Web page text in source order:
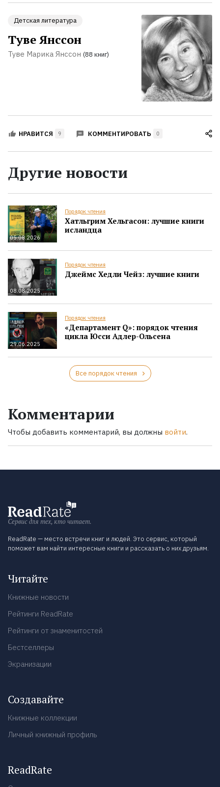
Детская литература
Туве Янссон
Туве Марика Янссон (88 книг)
НРАВИТСЯ 9 КОММЕНТИРОВАТЬ 0
Другие новости
05.08.2026
Порядок чтения
Хатльгрим Хельгасон: лучшие книги
исландца
08.08.2025
Порядок чтения
Джеймс Хедли Чейз: лучшие книги
29.06.2025
Порядок чтения
«Департамент Q»: порядок чтения
цикла Юсси Адлер-Ольсена
Все порядок чтения
Комментарии
Чтобы добавить комментарий, вы должны войти.
Сервис для тех, кто читает.
ReadRate — место встречи книг и людей. Это сервис, который
поможет вам найти интересные книги и рассказать о них друзьям.
Читайте
Книжные новости
Рейтинги ReadRate
Рейтинги от знаменитостей
Бестселлеры
Экранизации
Создавайте
Книжные коллекции
Личный книжный профиль
ReadRate